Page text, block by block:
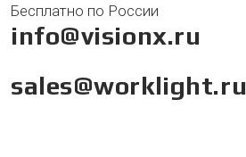
Бесплатно по России
info@visionx.ru
sales@worklight.ru